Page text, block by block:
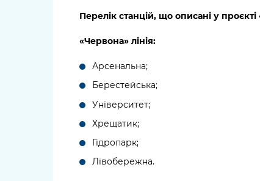
Перелік станцій, що описані у
«Червона» лінія:
Арсенальна;
Берестейська;
Університет;
Хрещатик;
Гідропарк;
Лівобережна.